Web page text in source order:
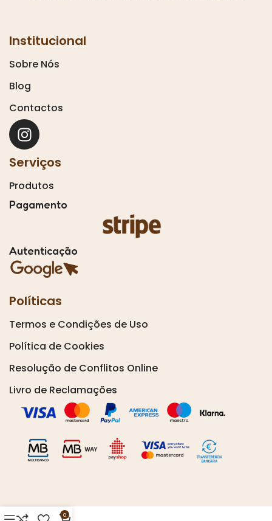
Institucional
Sobre Nós
Blog
Contactos
Serviços
Produtos
Pagamento
Autenticação
Políticas
Termos e Condições de Uso
Política de Cookies
Resolução de Conflitos Online
Livro de Reclamações
0